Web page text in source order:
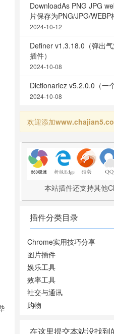
DownloadAs PNG JPG
片保存为PNG/JPG/WEBP
2024-10-12
Definer v1.3.18.0（弹出
插件）
2024-10-08
Dictionariez v5.2.0.0（一
2024-10-08
欢迎添加
本站插件还支持其他
插件分类目录
Chrome实用技巧分享
图片插件
娱乐工具
效率工具
社交与通讯
购物
在这里提交本站没找到